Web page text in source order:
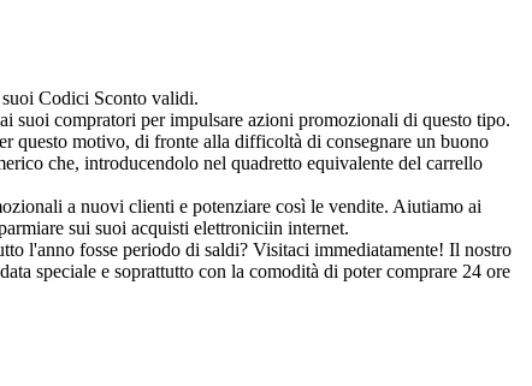
Codici Sconto validi.
suoi compratori per impulsare azioni promozionali di questo tipo.
questo motivo, di fronte alla difficoltà di consegnare un buono
che, introducendolo nel quadretto equivalente del carrello
a nuovi clienti e potenziare così le vendite. Aiutiamo ai
sui suoi acquisti elettroniciin internet.
l'anno fosse periodo di saldi? Visitaci immediatamente! Il nostro
speciale e soprattutto con la comodità di poter comprare 24 ore